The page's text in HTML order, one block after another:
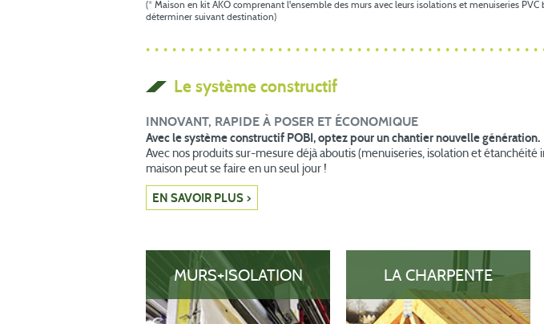
(* Maison en kit AKO comprenant l'ensemble des murs avec leurs isolations et menuiseries
déterminer suivant destination)
Le système constructif
INNOVANT, RAPIDE À POSER ET ÉCONOMIQUE
Avec le système constructif POBI, optez pour un chantier nouvelle génération.
Avec nos produits sur-mesure déjà aboutis (menuiseries, isolation et
maison peut se faire en un seul jour !
EN SAVOIR PLUS
MURS+ISOLATION LA CHARPENTE